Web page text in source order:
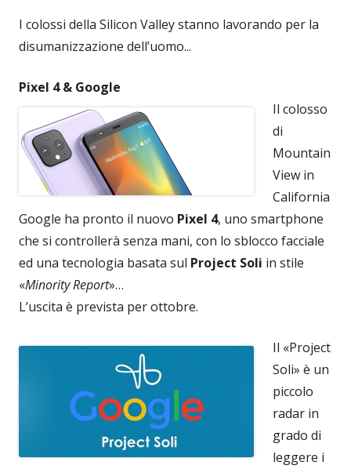
I colossi della Silicon Valley stanno lavorando per la
disumanizzazione dell’uomo...
Pixel 4 & Google
Il colosso
di
Mountain
View in
California
Google ha pronto il nuovo Pixel 4, uno smartphone
che si controllerà senza mani, con lo sblocco facciale
ed una tecnologia basata sul Project Soli in stile
«Minority Report»…
L’uscita è prevista per ottobre.
Il «Project
Soli» è un
piccolo
radar in
grado di
leggere i